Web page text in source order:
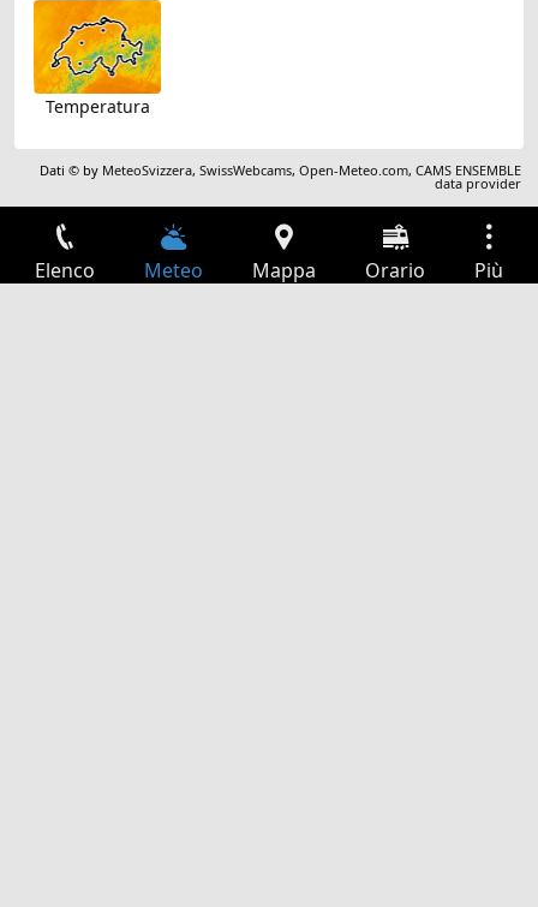
Temperatura
Dati © by MeteoSvizzera,SwissWebcams,Open-Meteo.com,CAMS ENSEMBLE
data provider
Elenco Meteo Mappa Orario Più